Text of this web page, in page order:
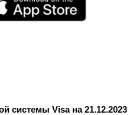
системы Visa на 21.12.2023